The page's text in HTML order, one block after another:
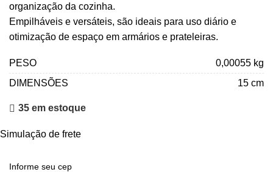
organização da cozinha.
Empilháveis e versáteis, são ideais para uso diário e
otimização de espaço em armários e prateleiras.
PESO
0,00055 kg
DIMENSÕES
15 cm
35 em estoque
Simulação de frete